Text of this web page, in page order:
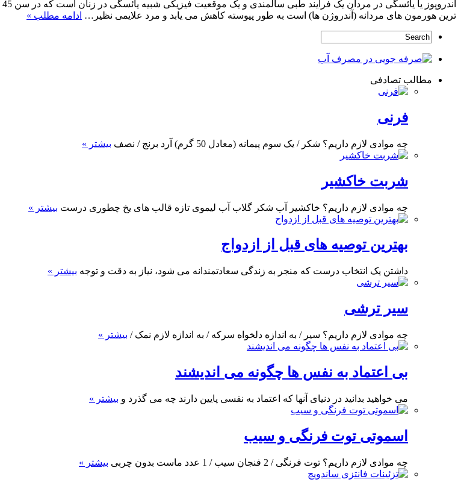
ترین هورمون های مردانه (آندروژن ها) است به طور پیوسته کاهش می یابد و مرد علایمی نظیر… ادامه مطلب »
مطالب تصادفی
فرنی
چه موادی لازم داریم؟ شکر / یک سوم پیمانه (معادل 50 گرم) آرد برنج / نصف بیشتر »
شربت خاکشیر
چه موادی لازم داریم؟ خاکشیر آب شکر گلاب آب لیموی تازه قالب های یخ چطوری درست بیشتر »
بهترین توصیه های قبل از ازدواج
داشتن یک انتخاب درست که منجر به زندگی سعادتمندانه می شود، نیاز به دقت و توجه بیشتر »
سیر ترشی
چه موادی لازم داریم؟ سیر / به اندازه دلخواه سرکه / به اندازه لازم نمک / بیشتر »
بی اعتماد به نفس ها چگونه می اندیشند
می خواهید بدانید در دنیای آنها که اعتماد به نفسی پایین دارند چه می گذرد و بیشتر »
اسموتی توت فرنگی و سیب
چه موادی لازم داریم؟ توت فرنگی / 2 فنجان سیب / 1 عدد ماست بدون چربی بیشتر »